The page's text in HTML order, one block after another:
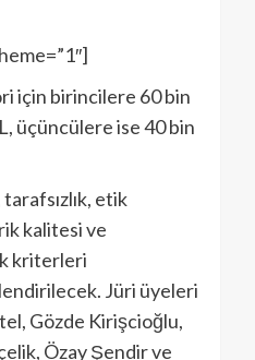
için birincilere 60 bin
üçüncülere ise 40 bin
etik
kalitesi ve
kriterleri
Jüri üyeleri
Gözde Kirişcioğlu,
Özay Şendir ve